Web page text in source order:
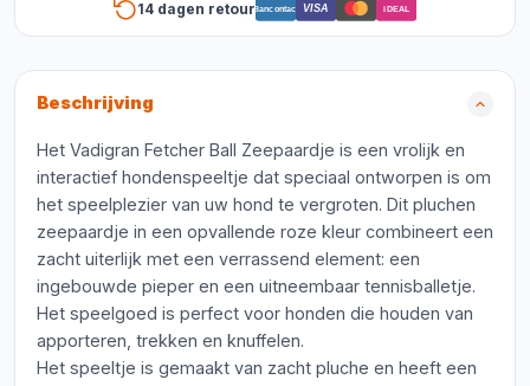
14 dagen retourBancontact VISA iDEAL
Beschrijving
Het Vadigran Fetcher Ball Zeepaardje is een vrolijk en
interactief hondenspeeltje dat speciaal ontworpen is om
het speelplezier van uw hond te vergroten. Dit pluchen
zeepaardje in een opvallende roze kleur combineert een
zacht uiterlijk met een verrassend element: een
ingebouwde pieper en een uitneembaar tennisballetje.
Het speelgoed is perfect voor honden die houden van
apporteren, trekken en knuffelen.
Het speeltje is gemaakt van zacht pluche en heeft een